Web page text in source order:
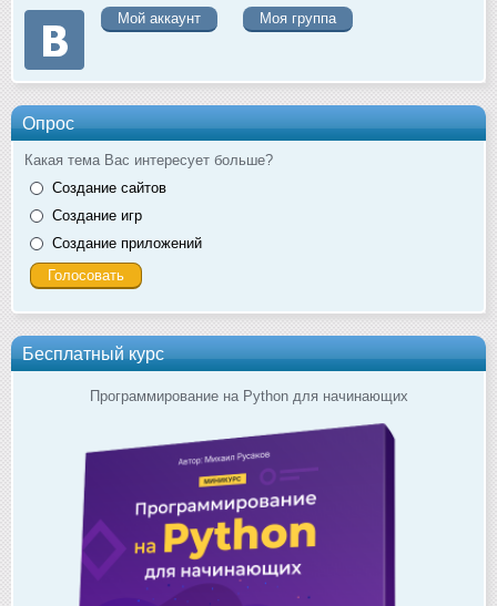
Мой аккаунт
Моя группа
Опрос
Какая тема Вас интересует больше?
Создание сайтов
Создание игр
Создание приложений
Бесплатный курс
Программирование на Python для начинающих